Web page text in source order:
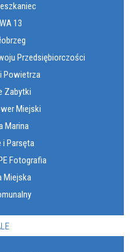
13
Przedsiębiorczości
Powietrza
Zabytki
Miejski
Marina
i Parsęta
Fotografia
Miejska